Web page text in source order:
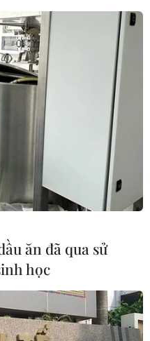
ăn đã qua sử
học